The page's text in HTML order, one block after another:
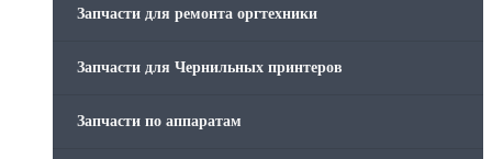
Запчасти для ремонта оргтехники
Запчасти для Чернильных принтеров
Запчасти по аппаратам